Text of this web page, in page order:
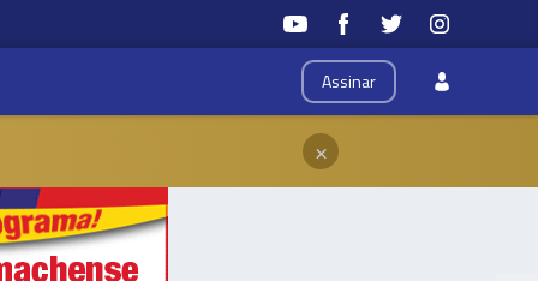
Assinar
×